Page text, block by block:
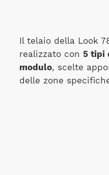
Il telaio della Look
realizzato con 5 tipi
modulo, scelte
delle zone